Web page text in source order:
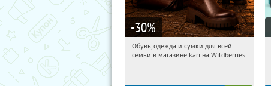
-30%
05:57:39 Получили:
Обувь, одежда и сумки для всей
семьи в магазине kari на Wildberries